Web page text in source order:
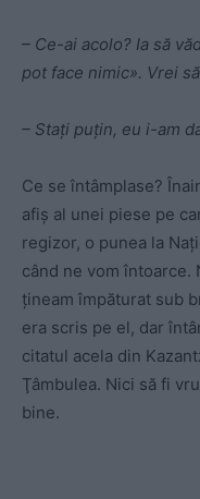
– Ce-ai acolo? Ia să
pot face nimic». Vrei
– Staţi puţin, eu i-am
Ce se întâmplase?
afiş al unei piese pe
regizor, o punea la
când ne vom întoarce.
ţineam împăturat sub
era scris pe el, dar
citatul acela din
Ţâmbulea. Nici să fi
bine.